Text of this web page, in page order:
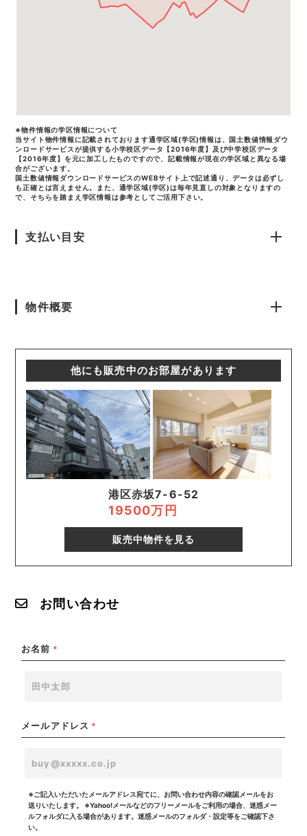
※物件情報の学区情報について
当サイト物件情報に記載されております通学区域(学区)情報は、国土数値情報ダウ
ンロードサービスが提供する小学校区データ【2016年度】及び中学校区データ
【2016年度】を元に加工したものですので、記載情報が現在の学区域と異なる場
合がございます。
国土数値情報ダウンロードサービスのWEBサイト上で記述通り、データは必ずし
も正確とは言えません。また、通学区域(学区)は毎年見直しの対象となりますの
で、そちらを踏まえ学区情報は参考としてご活用下さい。
支払い目安
物件概要
他にも販売中のお部屋があります
港区赤坂7-6-52
19500万円
販売中物件を見る
お問い合わせ
お名前 *
メールアドレス *
※ご記入いただいたメールアドレス宛てに、お問い合わせ内容の確認メールをお
送りいたします。
※Yahoo!メールなどのフリーメールをご利用の場合、迷惑メー
ルフォルダに入る場合があります。迷惑メールのフォルダ・設定等をご確認下さ
い。